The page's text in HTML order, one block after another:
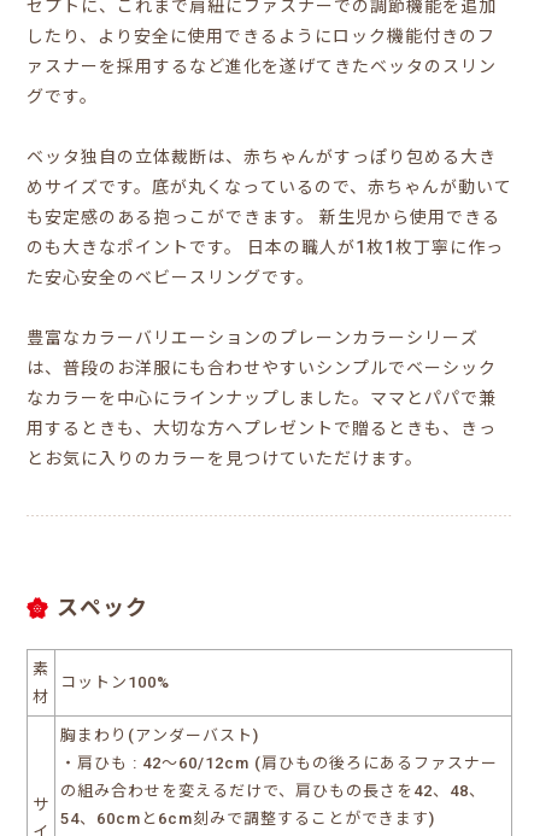
セプトに、これまで肩紐にファスナーでの調節機能を追加
したり、より安全に使用できるようにロック機能付きのフ
ァスナーを採用するなど進化を遂げてきたベッタのスリン
グです。
ベッタ独自の立体裁断は、赤ちゃんがすっぽり包める大き
めサイズです。底が丸くなっているので、赤ちゃんが動いて
も安定感のある抱っこができます。 新生児から使用できる
のも大きなポイントです。 日本の職人が1枚1枚丁寧に作っ
た安心安全のベビースリングです。
豊富なカラーバリエーションのプレーンカラーシリーズ
は、普段のお洋服にも合わせやすいシンプルでベーシック
なカラーを中心にラインナップしました。ママとパパで兼
用するときも、大切な方へプレゼントで贈るときも、きっ
とお気に入りのカラーを見つけていただけます。
スペック
素
材
コットン100%
サ
イ
胸まわり(アンダーバスト)
・肩ひも : 42～60/12cm (肩ひもの後ろにあるファスナー
の組み合わせを変えるだけで、肩ひもの長さを42、48、
54、60cmと6cm刻みで調整することができます)